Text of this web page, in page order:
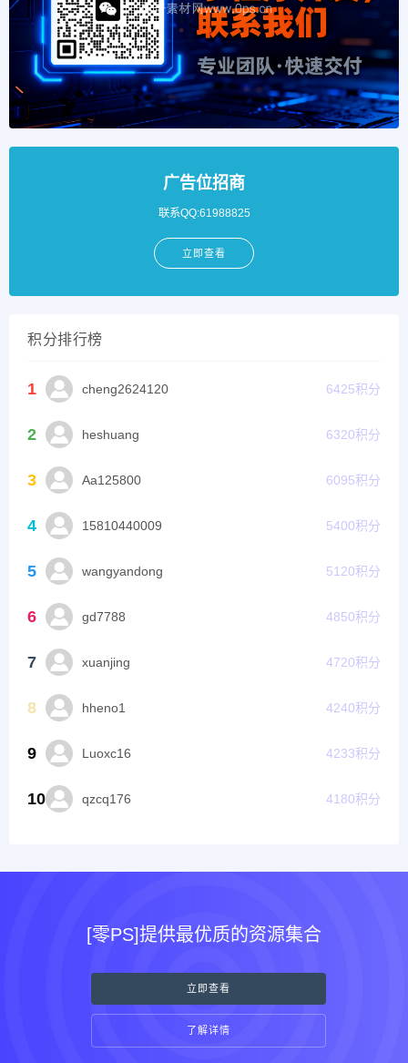
广告位招商
联系QQ:61988825
立即查看
积分排行榜
1 cheng2624120 6425积分
2 heshuang 6320积分
3 Aa125800 6095积分
4 15810440009 5400积分
5 wangyandong 5120积分
6 gd7788 4850积分
7 xuanjing 4720积分
8 hheno1 4240积分
9 Luoxc16 4233积分
10 qzcq176 4180积分
[零PS]提供最优质的资源集合
立即查看
了解详情